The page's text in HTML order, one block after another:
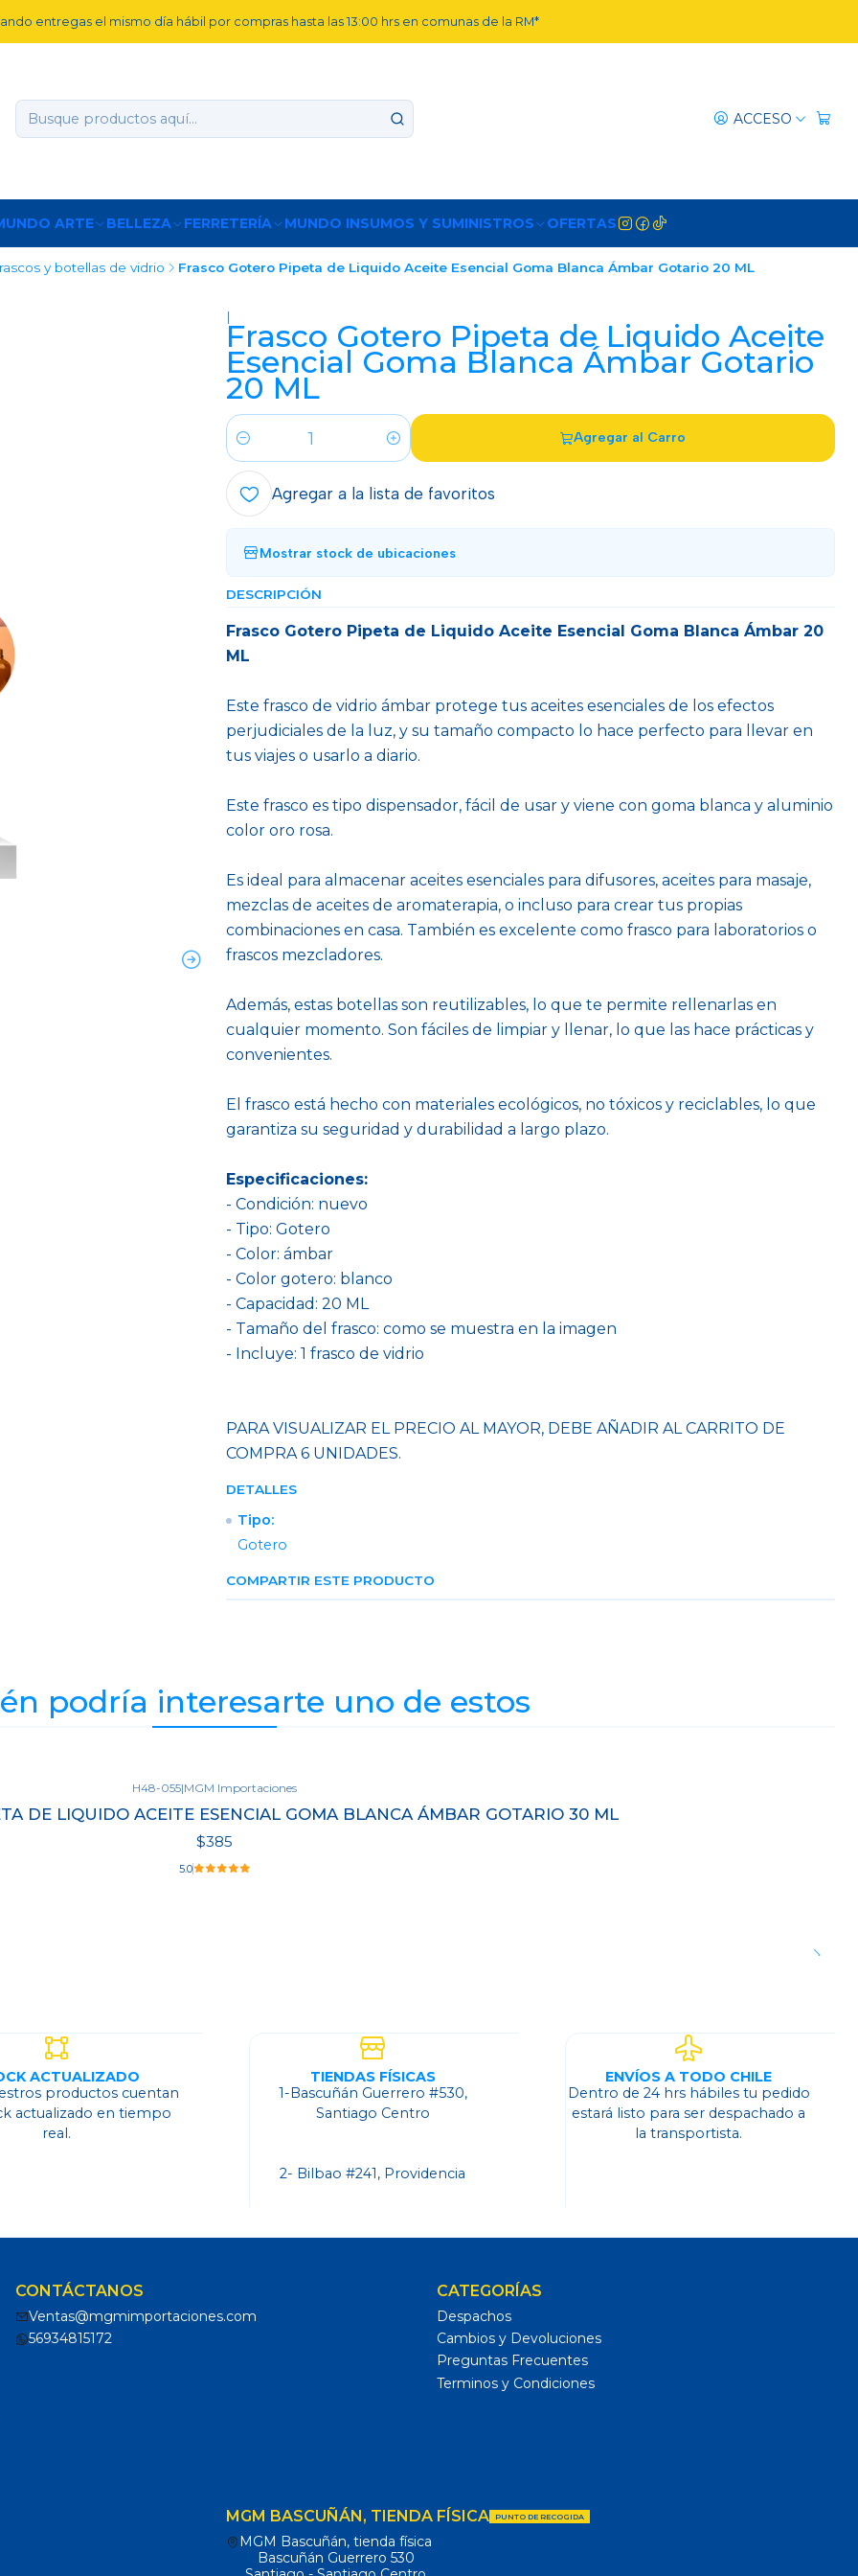
ACCESO
ARTE BELLEZA FERRETERÍA MUNDO INSUMOS Y SUMINISTROS OFERTAS
entregas el mismo día hábil por compras hasta las 13:00 hrs en comunas de la RM*
y botellas de vidrio Frasco Gotero Pipeta de Liquido Aceite Esencial Goma Blanca Ámbar Gotario 20 ML
|
Frasco Gotero Pipeta de Liquido Aceite
Esencial Goma Blanca Ámbar Gotario
20 ML
Cantidad
Agregar al Carro
Agregar a la lista de favoritos
Mostrar stock de ubicaciones
DESCRIPCIÓN
Frasco Gotero Pipeta de Liquido Aceite Esencial Goma Blanca Ámbar 20
ML
Este frasco de vidrio ámbar protege tus aceites esenciales de los efectos
perjudiciales de la luz, y su tamaño compacto lo hace perfecto para llevar en
tus viajes o usarlo a diario.
Este frasco es tipo dispensador, fácil de usar y viene con goma blanca y aluminio
color oro rosa.
Es ideal para almacenar aceites esenciales para difusores, aceites para masaje,
mezclas de aceites de aromaterapia, o incluso para crear tus propias
combinaciones en casa. También es excelente como frasco para laboratorios o
frascos mezcladores.
Además, estas botellas son reutilizables, lo que te permite rellenarlas en
cualquier momento. Son fáciles de limpiar y llenar, lo que las hace prácticas y
convenientes.
El frasco está hecho con materiales ecológicos, no tóxicos y reciclables, lo que
garantiza su seguridad y durabilidad a largo plazo.
Especificaciones:
- Condición: nuevo
- Tipo: Gotero
- Color: ámbar
- Color gotero: blanco
- Capacidad: 20 ML
- Tamaño del frasco: como se muestra en la imagen
- Incluye: 1 frasco de vidrio
PARA VISUALIZAR EL PRECIO AL MAYOR, DEBE AÑADIR AL CARRITO DE
COMPRA 6 UNIDADES.
DETALLES
Tipo:
Gotero
COMPARTIR ESTE PRODUCTO
podría interesarte uno de estos
H48-055|MGM Importaciones
DE LIQUIDO ACEITE ESENCIAL GOMA BLANCA ÁMBAR GOTARIO 30 ML
$385
5.0
ACTUALIZADO
productos cuentan
actualizado en tiempo
real.
TIENDAS FÍSICAS
1-Bascuñán Guerrero #530,
Santiago Centro
2- Bilbao #241, Providencia
ENVÍOS A TODO CHILE
Dentro de 24 hrs hábiles tu pedido
estará listo para ser despachado a
la transportista.
CONTÁCTANOS
Ventas@mgmimportaciones.com
56934815172
CATEGORÍAS
Despachos
Cambios y Devoluciones
Preguntas Frecuentes
Terminos y Condiciones
MGM BASCUÑÁN, TIENDA FÍSICA PUNTO DE RECOGIDA
MGM Bascuñán, tienda física
Bascuñán Guerrero 530